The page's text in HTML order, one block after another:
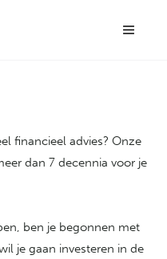
financieel advies? Onze
dan 7 decennia voor je
ben je begonnen met
je gaan investeren in de